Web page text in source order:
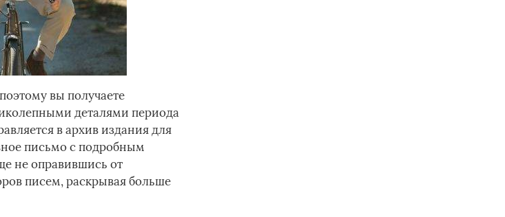
вы получаете
деталями периода
в архив издания для
письмо с подробным
не оправившись от
писем, раскрывая больше